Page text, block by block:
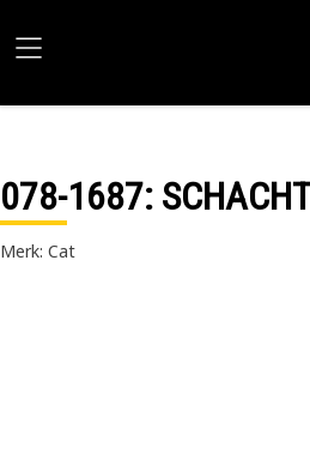
078-1687:
Merk: Cat